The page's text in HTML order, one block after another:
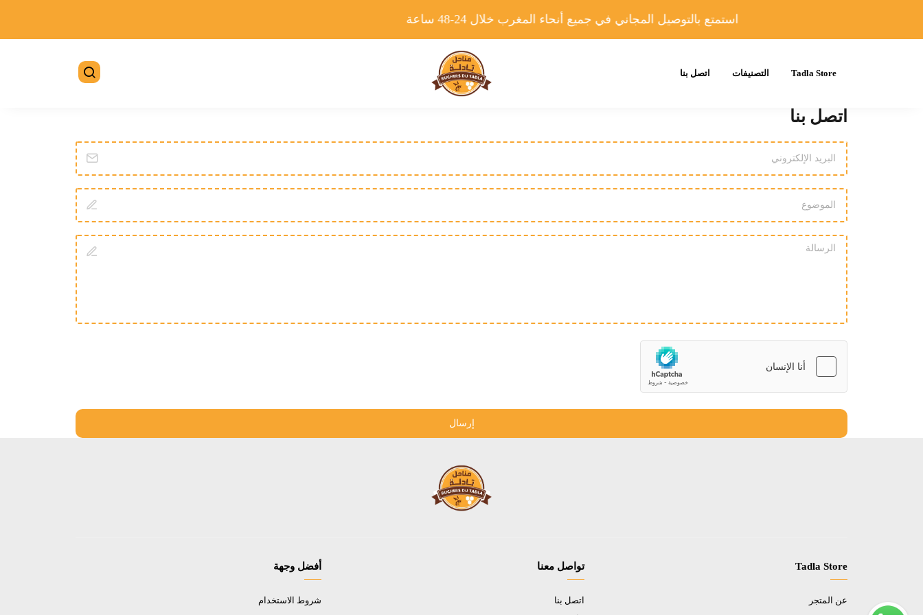
استمتع بالتوصيل المجاني في جميع أنحاء المغرب خلال 24-48 ساعة
Tadla Store التصنيفات اتصل بنا
اتصل بنا
إرسال
Tadla Store
عن المتجر
تواصل معنا
اتصل بنا
أفضل وجهة
شروط الاستخدام